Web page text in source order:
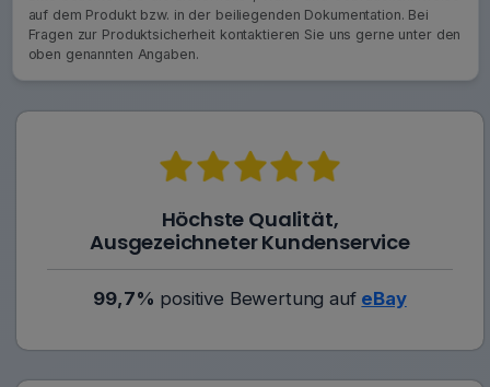
auf dem Produkt bzw. in der beiliegenden Dokumentation. Bei
Fragen zur Produktsicherheit kontaktieren Sie uns gerne unter den
oben genannten Angaben.
Höchste Qualität,
Ausgezeichneter Kundenservice
99,7% positive Bewertung auf eBay